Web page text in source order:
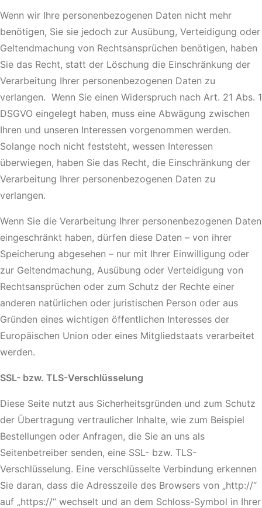
Wenn wir Ihre personenbezogenen Daten nicht mehr
benötigen, Sie sie jedoch zur Ausübung, Verteidigung oder
Geltendmachung von Rechtsansprüchen benötigen, haben
Sie das Recht, statt der Löschung die Einschränkung der
Verarbeitung Ihrer personenbezogenen Daten zu
verlangen. Wenn Sie einen Widerspruch nach Art. 21 Abs. 1
DSGVO eingelegt haben, muss eine Abwägung zwischen
Ihren und unseren Interessen vorgenommen werden.
Solange noch nicht feststeht, wessen Interessen
überwiegen, haben Sie das Recht, die Einschränkung der
Verarbeitung Ihrer personenbezogenen Daten zu
verlangen.
Wenn Sie die Verarbeitung Ihrer personenbezogenen Daten
eingeschränkt haben, dürfen diese Daten – von ihrer
Speicherung abgesehen – nur mit Ihrer Einwilligung oder
zur Geltendmachung, Ausübung oder Verteidigung von
Rechtsansprüchen oder zum Schutz der Rechte einer
anderen natürlichen oder juristischen Person oder aus
Gründen eines wichtigen öffentlichen Interesses der
Europäischen Union oder eines Mitgliedstaats verarbeitet
werden.
SSL- bzw. TLS-Verschlüsselung
Diese Seite nutzt aus Sicherheitsgründen und zum Schutz
der Übertragung vertraulicher Inhalte, wie zum Beispiel
Bestellungen oder Anfragen, die Sie an uns als
Seitenbetreiber senden, eine SSL- bzw. TLS-
Verschlüsselung. Eine verschlüsselte Verbindung erkennen
Sie daran, dass die Adresszeile des Browsers von „http://“
auf „https://“ wechselt und an dem Schloss-Symbol in Ihrer